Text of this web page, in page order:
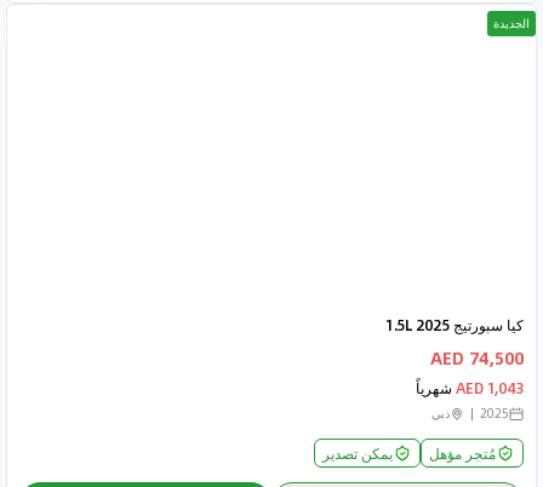
الجديدة
كيا سبورتيج 2025 1.5L
74,500 AED
1,043 AED شهرياً
2025 دبي
مُتجر مؤهل يمكن تصدير